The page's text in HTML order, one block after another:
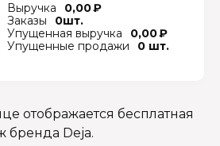
Выручка
0,00 ₽
Заказы
0шт.
Упущенная выручка
0,00 ₽
Упущенные продажи
0 шт.
отображается бесплатная
бренда Deja.